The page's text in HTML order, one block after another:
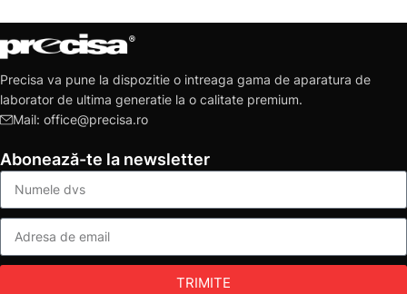
Precisa va pune la dispozitie o intreaga gama de aparatura de
laborator de ultima generatie la o calitate premium.
Mail: office@precisa.ro
Abonează-te la newsletter
TRIMITE